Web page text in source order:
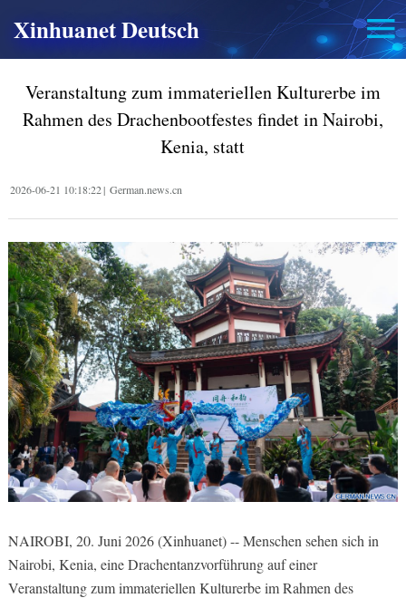
Xinhuanet Deutsch
Veranstaltung zum immateriellen Kulturerbe im
Rahmen des Drachenbootfestes findet in Nairobi,
Kenia, statt
2026-06-21 10:18:22| German.news.cn
NAIROBI, 20. Juni 2026 (Xinhuanet) -- Menschen sehen sich in
Nairobi, Kenia, eine Drachentanzvorführung auf einer
Veranstaltung zum immateriellen Kulturerbe im Rahmen des